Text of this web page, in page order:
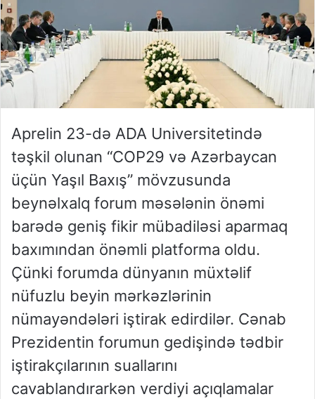
Aprelin 23-də ADA Universitetində
təşkil olunan “COP29 və Azərbaycan
üçün Yaşıl Baxış” mövzusunda
beynəlxalq forum məsələnin önəmi
barədə geniş fikir mübadiləsi aparmaq
baxımından önəmli platforma oldu.
Çünki forumda dünyanın müxtəlif
nüfuzlu beyin mərkəzlərinin
nümayəndələri iştirak edirdilər. Cənab
Prezidentin forumun gedişində tədbir
iştirakçılarının suallarını
cavablandırarkən verdiyi açıqlamalar